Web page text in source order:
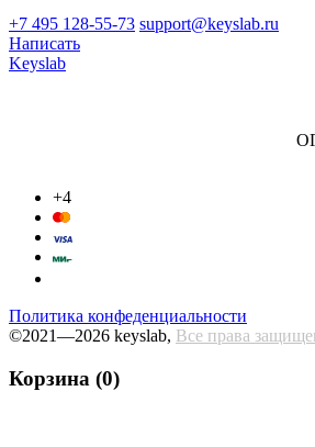
+7 495 128-55-73 support@keyslab.ru
Написать
Keyslab
+4
Политика конфеденциальности
©2021—2026 keyslab, Все права
Корзина (0)